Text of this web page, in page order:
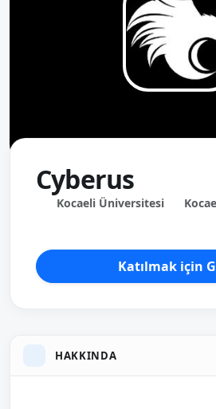
Cyberus
Kocaeli Üniversitesi
Katılmak için
HAKKINDA